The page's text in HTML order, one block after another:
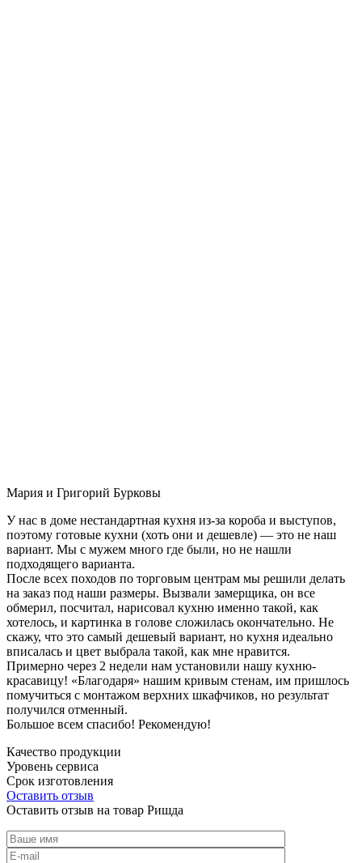
Мария и Григорий Бурковы
У нас в доме нестандартная кухня из-за короба и выступов,
поэтому готовые кухни (хоть они и дешевле) — это не наш
вариант. Мы с мужем много где были, но не нашли
подходящего варианта.
После всех походов по торговым центрам мы решили делать
на заказ под наши размеры. Вызвали замерщика, он все
обмерил, посчитал, нарисовал кухню именно такой, как
хотелось, и картинка в голове сложилась окончательно. Не
скажу, что это самый дешевый вариант, но кухня идеально
вписалась и цвет выбрала такой, как мне нравится.
Примерно через 2 недели нам установили нашу кухню-
красавицу! «Благодаря» нашим кривым стенам, им пришлось
помучиться с монтажом верхних шкафчиков, но результат
получился отменный.
Большое всем спасибо! Рекомендую!
Качество продукции
Уровень сервиса
Срок изготовления
Оставить отзыв
Оставить отзыв на товар Ришда